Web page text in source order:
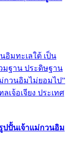
มทะเลใต้ เป็น
มฐาน ประดิษฐาน
กวนอิมไม่ยอมไป”
เจ้อเจียง ประเทศ
ปปั้นเจ้าแม่กวนอิม